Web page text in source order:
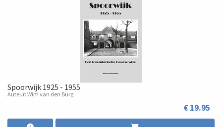
Spoorwijk 1925 - 1955
Auteur: Wim van den Burg
€ 19.95